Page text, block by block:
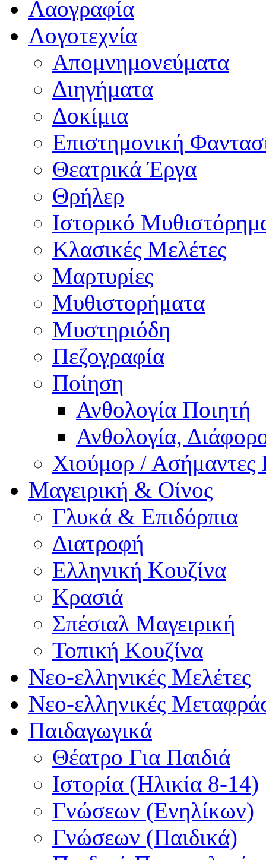
Λαογραφία
Λογοτεχνία
Απομνημονεύματα
Διηγήματα
Δοκίμια
Επιστημονική
Θεατρικά Έργα
Θρήλερ
Ιστορικό
Κλασικές Μελέτες
Μαρτυρίες
Μυθιστορήματα
Μυστηριόδη
Πεζογραφία
Ποίηση
Ανθολογία Ποιητή
Ανθολογία,
Χιούμορ / Ασήμαντες
Μαγειρική & Οίνος
Γλυκά & Επιδόρπια
Διατροφή
Ελληνική Κουζίνα
Κρασιά
Σπέσιαλ Μαγειρική
Τοπική Κουζίνα
Νεο-ελληνικές Μελέτες
Νεο-ελληνικές
Παιδαγωγικά
Θέατρο Για Παιδιά
Ιστορία (Ηλικία 8-14)
Γνώσεων (Ενηλίκων)
Γνώσεων (Παιδικά)